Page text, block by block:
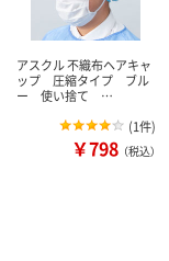
アスクル 不織布ヘアキャ
ップ 圧縮タイプ ブル
ー 使い捨て …
(1件)
￥798 （税込）